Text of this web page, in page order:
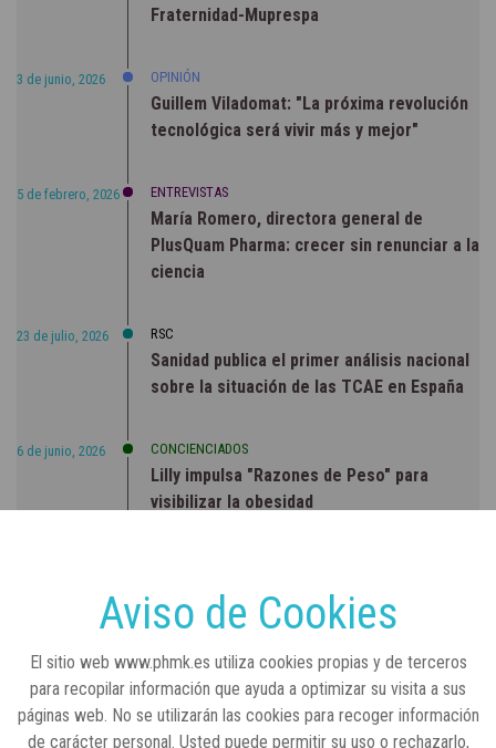
Fraternidad-Muprespa
3 de junio, 2026 OPINIÓN
Guillem Viladomat: "La próxima revolución
tecnológica será vivir más y mejor"
5 de febrero, 2026 ENTREVISTAS
María Romero, directora general de
PlusQuam Pharma: crecer sin renunciar a la
ciencia
23 de julio, 2026 RSC
Sanidad publica el primer análisis nacional
sobre la situación de las TCAE en España
6 de junio, 2026 CONCIENCIADOS
Lilly impulsa "Razones de Peso" para
visibilizar la obesidad
Real Academia Nacional de Farmacia: un
laboratorio de ideas que se ha adaptado a
Aviso de Cookies
El sitio web www.phmk.es utiliza cookies propias y de terceros
para recopilar información que ayuda a optimizar su visita a sus
páginas web. No se utilizarán las cookies para recoger información
de carácter personal. Usted puede permitir su uso o rechazarlo,